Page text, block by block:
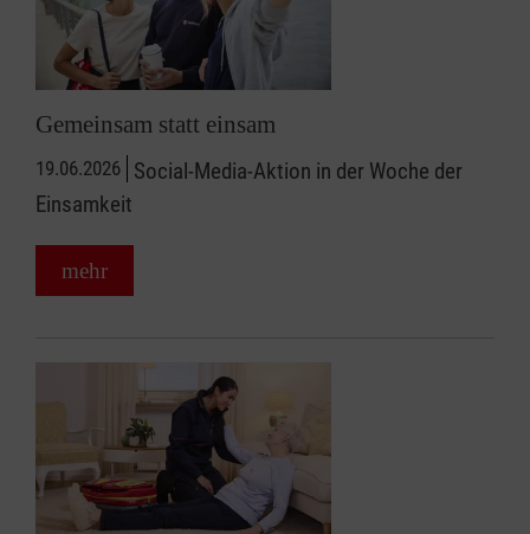
Gemeinsam statt einsam
19.06.2026 Social-Media-Aktion in der Woche der
Einsamkeit
mehr